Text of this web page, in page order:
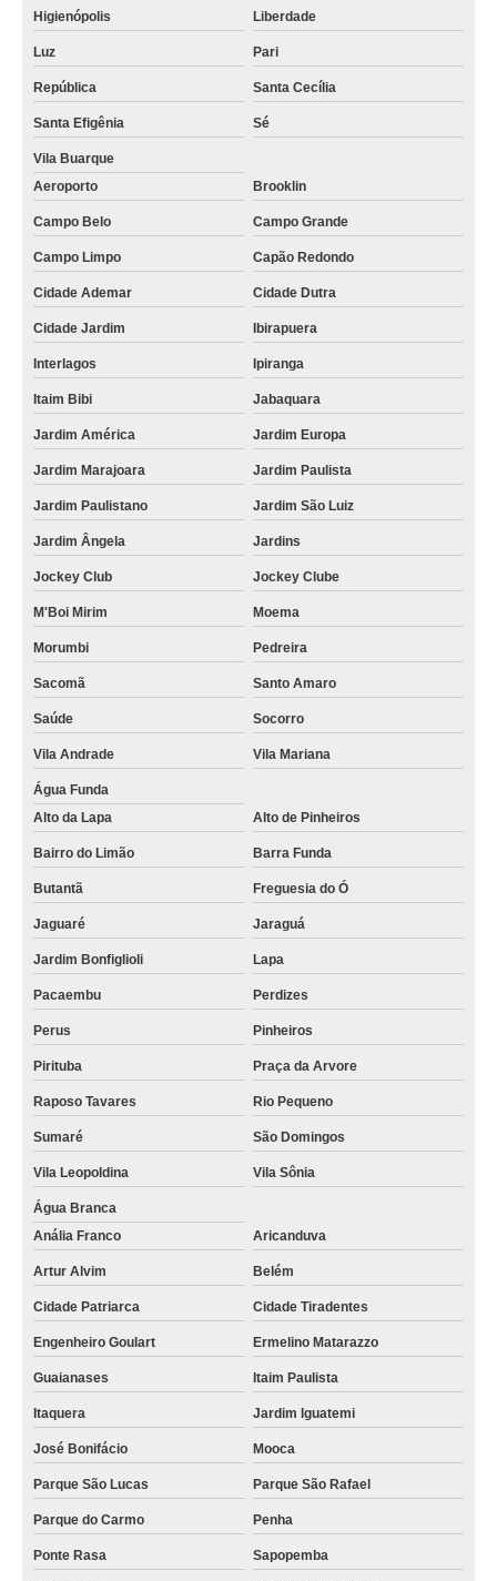
Higienópolis Liberdade
Luz Pari
República Santa Cecília
Santa Efigênia Sé
Vila Buarque
Aeroporto
Brooklin
Campo Belo Campo Grande
Campo Limpo Capão Redondo
Cidade Ademar Cidade Dutra
Cidade Jardim Ibirapuera
Interlagos Ipiranga
Itaim Bibi Jabaquara
Jardim América Jardim Europa
Jardim Marajoara Jardim Paulista
Jardim Paulistano Jardim São Luiz
Jardim Ângela Jardins
Jockey Club Jockey Clube
M'Boi Mirim Moema
Morumbi Pedreira
Sacomã Santo Amaro
Saúde Socorro
Vila Andrade Vila Mariana
Água Funda
Alto da Lapa
Alto de Pinheiros
Bairro do Limão Barra Funda
Butantã Freguesia do Ó
Jaguaré Jaraguá
Jardim Bonfiglioli Lapa
Pacaembu Perdizes
Perus Pinheiros
Pirituba Praça da Arvore
Raposo Tavares Rio Pequeno
Sumaré São Domingos
Vila Leopoldina Vila Sônia
Água Branca
Anália Franco
Aricanduva
Artur Alvim Belém
Cidade Patriarca Cidade Tiradentes
Engenheiro Goulart Ermelino Matarazzo
Guaianases Itaim Paulista
Itaquera Jardim Iguatemi
José Bonifácio Mooca
Parque São Lucas Parque São Rafael
Parque do Carmo Penha
Ponte Rasa Sapopemba